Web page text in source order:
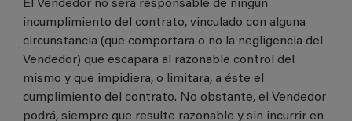
El Vendedor no será responsable de ningún
incumplimiento del contrato, vinculado con alguna
circunstancia (que comportara o no la negligencia del
Vendedor) que escapara al razonable control del
mismo y que impidiera, o limitara, a éste el
cumplimiento del contrato. No obstante, el Vendedor
podrá, siempre que resulte razonable y sin incurrir en